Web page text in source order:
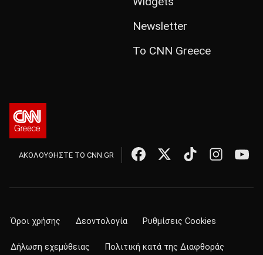
Newsletter
Το CNN Greece
ΑΚΟΛΟΥΘΗΣΤΕ ΤΟ CNN.GR
Όροι χρήσης Δεοντολογία Ρυθμίσεις Cookies
Δήλωση εχεμύθειας Πολιτική κατά της Διαφθοράς